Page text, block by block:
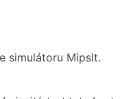
simulátoru MipsIt.